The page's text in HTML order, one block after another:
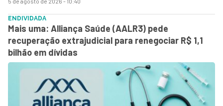
ENDIVIDADA
Mais uma: Alliança Saúde (AALR3) pede
recuperação extrajudicial para renegociar R$ 1,1
bilhão em dívidas